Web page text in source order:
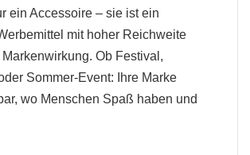
ein Accessoire – sie ist ein
mit hoher Reichweite
Ob Festival,
Sommer-Event: Ihre Marke
wo Menschen Spaß haben und